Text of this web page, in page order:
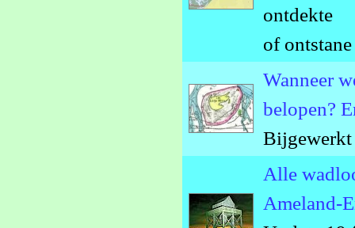
ontdekte
of
Wanneer
belopen?
Bijgewerkt
Alle
Ameland-